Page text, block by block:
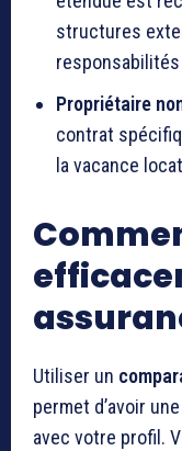
structures
Propriétaire
contrat
la vacance
Utiliser un
permet d’avoir
avec votre profil.